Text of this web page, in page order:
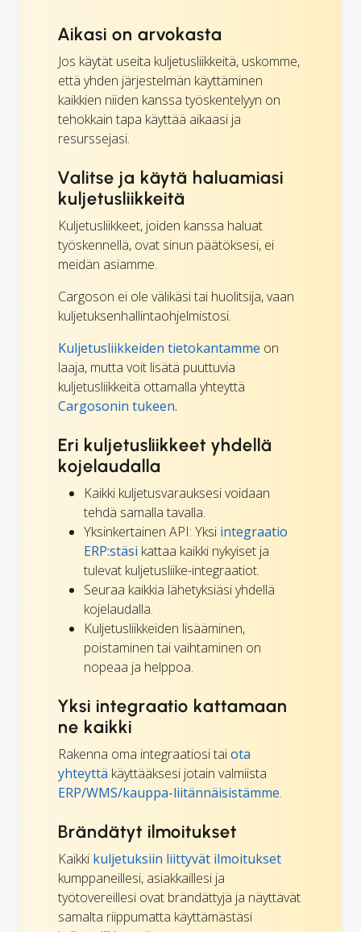
Aikasi on arvokasta
Jos käytät useita kuljetusliikkeitä, uskomme,
että yhden järjestelmän käyttäminen
kaikkien niiden kanssa työskentelyyn on
tehokkain tapa käyttää aikaasi ja
resurssejasi.
Valitse ja käytä haluamiasi
kuljetusliikkeitä
Kuljetusliikkeet, joiden kanssa haluat
työskennellä, ovat sinun päätöksesi, ei
meidän asiamme.
Cargoson ei ole välikäsi tai huolitsija, vaan
kuljetuksenhallintaohjelmistosi.
Kuljetusliikkeiden tietokantamme on
laaja, mutta voit lisätä puuttuvia
kuljetusliikkeitä ottamalla yhteyttä
Cargosonin tukeen.
Eri kuljetusliikkeet yhdellä
kojelaudalla
Kaikki kuljetusvarauksesi voidaan
tehdä samalla tavalla.
Yksinkertainen API: Yksi integraatio
ERP:stäsi kattaa kaikki nykyiset ja
tulevat kuljetusliike-integraatiot.
Seuraa kaikkia lähetyksiäsi yhdellä
kojelaudalla.
Kuljetusliikkeiden lisääminen,
poistaminen tai vaihtaminen on
nopeaa ja helppoa.
Yksi integraatio kattamaan
ne kaikki
Rakenna oma integraatiosi taiota
yhteyttä käyttääksesi jotain valmiista
ERP/WMS/kauppa-liitännäisistämme.
Brändätyt ilmoitukset
Kaikki kuljetuksiin liittyvät ilmoitukset
kumppaneillesi, asiakkaillesi ja
työtovereillesi ovat brändättyjä ja näyttävät
samalta riippumatta käyttämästäsi